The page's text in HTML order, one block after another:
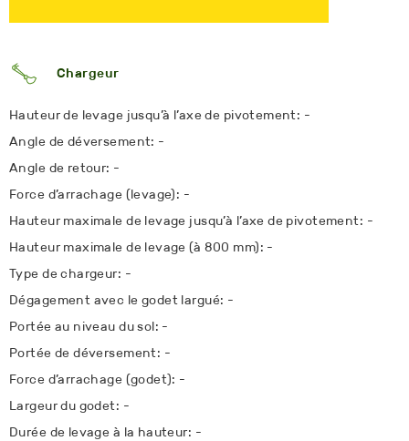
Chargeur
Hauteur de levage jusqu’à l’axe de pivotement: -
Angle de déversement: -
Angle de retour: -
Force d’arrachage (levage): -
Hauteur maximale de levage jusqu’à l’axe de pivotement: -
Hauteur maximale de levage (à 800 mm): -
Type de chargeur: -
Dégagement avec le godet largué: -
Portée au niveau du sol: -
Portée de déversement: -
Force d’arrachage (godet): -
Largeur du godet: -
Durée de levage à la hauteur: -